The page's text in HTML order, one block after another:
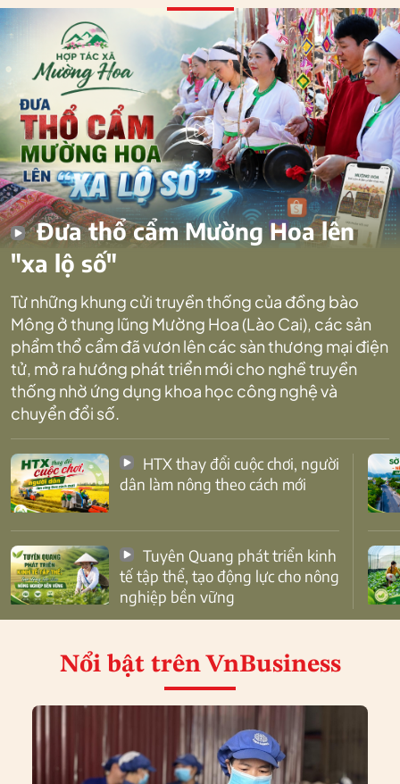
Đưa thổ cẩm Mường Hoa lên
"xa lộ số"
Từ những khung cửi truyền thống của đồng bào
Mông ở thung lũng Mường Hoa (Lào Cai), các sản
phẩm thổ cẩm đã vươn lên các sàn thương mại điện
tử, mở ra hướng phát triển mới cho nghề truyền
thống nhờ ứng dụng khoa học công nghệ và
chuyển đổi số.
dân làm nông theo cách mới
tế tập thể, tạo động lực cho nông
nghiệp bền vững
Nổi bật trên VnBusiness